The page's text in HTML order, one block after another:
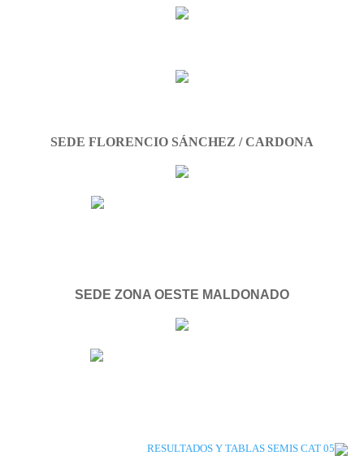
SEDE FLORENCIO SÁNCHEZ / CARDONA
SEDE ZONA OESTE MALDONADO
RESULTADOS Y TABLAS SEMIS CAT 05